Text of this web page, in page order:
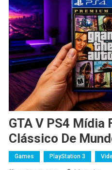
GTA V PS4 Mídia
Clássico De
Games PlayStation 3